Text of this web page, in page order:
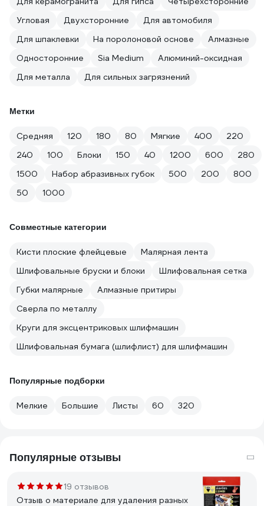
Угловая
Двухсторонние
Для автомобиля
Для шпаклевки
На поролоновой основе
Алмазные
Односторонние
Sia Medium
Алюминий-оксидная
Для металла
Для сильных загрязнений
Метки
Средняя 120 180 80 Мягкие 400
220
240
100 Блоки 150 40 1200 600
280
1500
Набор абразивных губок 500 200
800
50
1000
Совместные категории
Кисти плоские флейцевые
Малярная лента
Шлифовальные бруски и блоки
Шлифовальная сетка
Губки малярные
Алмазные притиры
Сверла по металлу
Круги для эксцентриковых шлифмашин
Шлифовальная бумага (шлифлист) для шлифмашин
Популярные подборки
Мелкие Большие Листы 60 320
Популярные отзывы
19 отзывов
Отзыв о материале для удаления разных